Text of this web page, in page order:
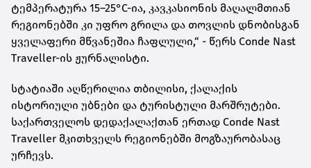
ტემპერატურა 15–25°C-ია, კავკასიონის მაღალმთიან
რეგიონებში კი უფრო გრილა და თოვლის დნობისგან
ყველაფერი მწვანეშია ჩაფლული,“ - წერს Conde Nast
Traveller-ის ჟურნალისტი.
სტატიაში აღწერილია თბილისი, ქალაქის
ისტორიული უბნები და ტურისტული მარშრუტები.
საქართველოს დედაქალაქთან ერთად Conde Nast
Traveller მკითხველს რეგიონებში მოგზაურობასაც
ურჩევს.